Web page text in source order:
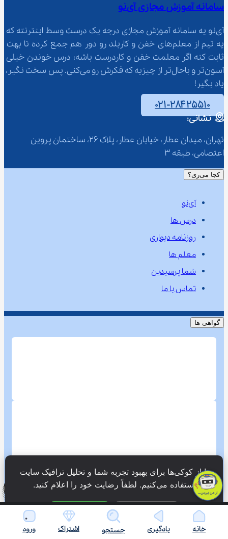
سامانه آموزش مجازی آی‌نو
آی‌نو یه سامانه آموزش مجازی درجه یک درست وسط اینترنته که
یه تیم از معلم‌‌های خفن و کاربلد رو دور هم جمع کرده تا بهت
ثابت کنه اگر معلمت خفن و کاردرست باشه؛ درس خوندن خیلی
آسون‌تر و باحال‌تر از چیزیه که فکرش رو می‌کنی. پس سخت نگیر،
یاد بگیر!
۰۲۱-۲۸۴۲۵۵۱۰
نشانی:
تهران، میدان عطار، خیابان عطار، پلاک 26، ساختمان پروین
اعتصامی، طبقه 3
کجا می‌ری؟
آی‌نو
درس ها
روزنامه دیواری
معلم ها
شما پرسیدین
تماس با ما
گواهی ها
خانه یادگیری جستجو اشتراک ورود
ما از کوکی‌ها برای بهبود تجربه شما و تحلیل ترافیک سایت
استفاده می‌کنیم. لطفاً رضایت خود را اعلام کنید.
فقط ضروری پذیرش همه